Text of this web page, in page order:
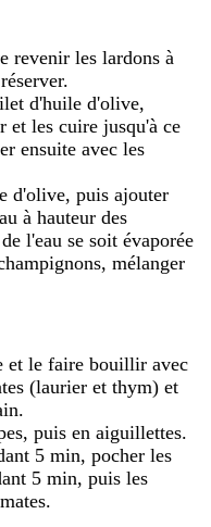
revenir les lardons à
d'huile d'olive,
et les cuire jusqu'à ce
ensuite avec les
d'olive, puis ajouter
à hauteur des
l'eau se soit évaporée
mélanger
et le faire bouillir avec
(laurier et thym) et
puis en aiguillettes.
5 min, pocher les
5 min, puis les